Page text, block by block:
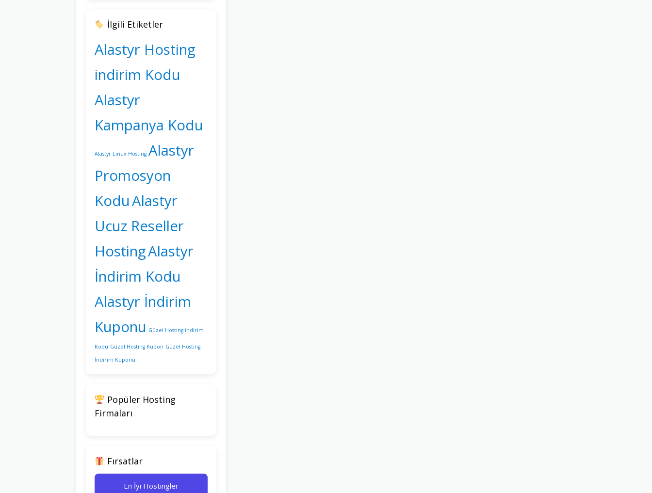
İlgili Etiketler
Alastyr Hosting
indirim Kodu
Alastyr
Kampanya Kodu
Alastyr Linux Hosting Alastyr
Promosyon
KoduAlastyr
Ucuz Reseller
HostingAlastyr
İndirim Kodu
Alastyr İndirim
Kuponu Güzel Hosting indirim
Kodu Güzel Hosting Kupon Güzel Hosting
İndirim Kuponu
Popüler Hosting
Firmaları
Fırsatlar
En İyi Hostingler